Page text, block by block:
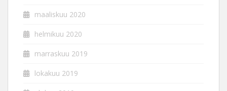
maaliskuu 2020
helmikuu 2020
marraskuu 2019
lokakuu 2019